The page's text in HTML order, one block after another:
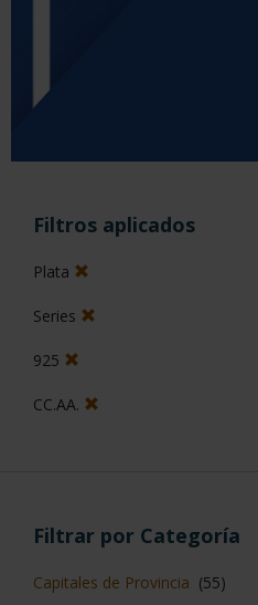
Filtros aplicados
Plata
Series
925
CC.AA.
Filtrar por Categoría
Capitales de Provincia (55)